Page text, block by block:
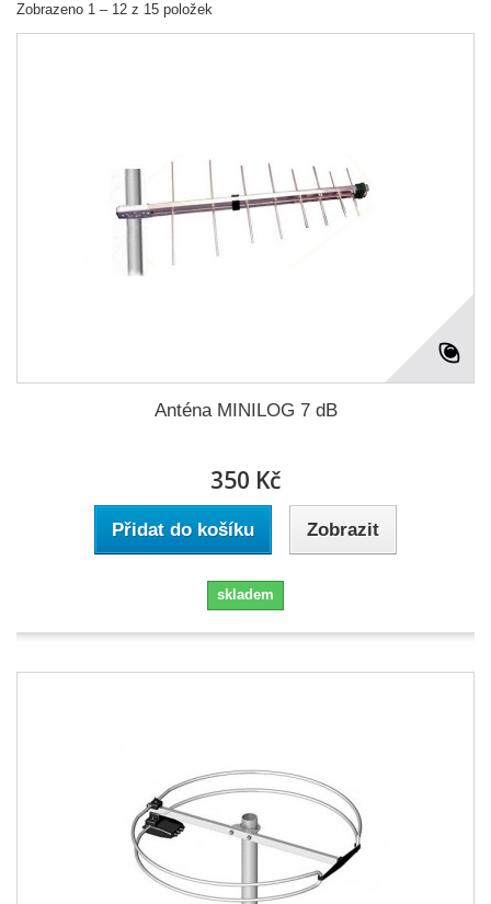
Zobrazeno 1 – 12 z 15 položek
Anténa MINILOG 7 dB
350 Kč
Přidat do košíku Zobrazit
skladem